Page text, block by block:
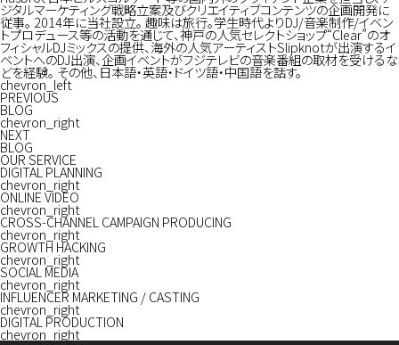
ジタルマーケティング戦略立案及びクリエイティブコンテンツの企画開発に
従事。 2014年に当社設立。 趣味は旅行。学生時代よりDJ/音楽制作/イベン
トプロデュース等の活動を通じて、神戸の人気セレクトショップ“Clear”のオ
フィシャルDJミックスの提供、海外の人気アーティストSlipknotが出演するイ
ベントへのDJ出演、企画イベントがフジテレビの音楽番組の取材を受けるな
どを経験。 その他、日本語・英語・ドイツ語・中国語を話す。
chevron_left
PREVIOUS
BLOG
chevron_right
NEXT
BLOG
OUR SERVICE
DIGITAL PLANNING
chevron_right
ONLINE VIDEO
chevron_right
CROSS-CHANNEL CAMPAIGN PRODUCING
chevron_right
GROWTH HACKING
chevron_right
SOCIAL MEDIA
chevron_right
INFLUENCER MARKETING / CASTING
chevron_right
DIGITAL PRODUCTION
chevron_right